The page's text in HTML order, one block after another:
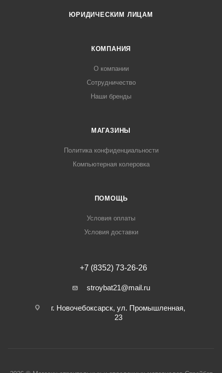
ЮРИДИЧЕСКИМ ЛИЦАМ
КОМПАНИЯ
О компании
Сотрудничество
Наши бренды
МАГАЗИНЫ
Политика конфиденциальности
Компьютерная колеровка
ПОМОЩЬ
Условия оплаты
Условия доставки
+7 (8352) 73-26-26
stroybat21@mail.ru
г. Новочебоксарск, ул. Промышленная,
23